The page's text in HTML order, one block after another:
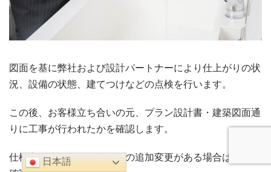
図面を基に弊社および設計パートナーにより仕上がりの状
況、設備の状態、建てつけなどの点検を行います。
この後、お客様立ち合いの元、プラン設計書・建築図面通
りに工事が行われたかを確認します。
仕様変更等により工事金額の追加変更がある場合はその再
日本語